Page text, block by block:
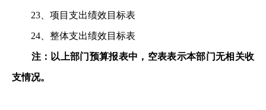
23、项目支出绩效目标表
24、整体支出绩效目标表
注：以上部门预算报表中，空表表示本部门无相关收
支情况。